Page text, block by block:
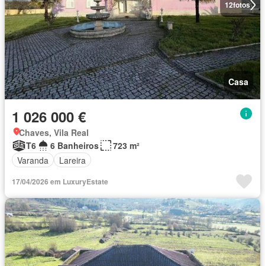
12fotos
Casa
1 026 000 €
Chaves, Vila Real
T6
6 Banheiros
723 m²
Varanda
Lareira
17/04/2026 em LuxuryEstate